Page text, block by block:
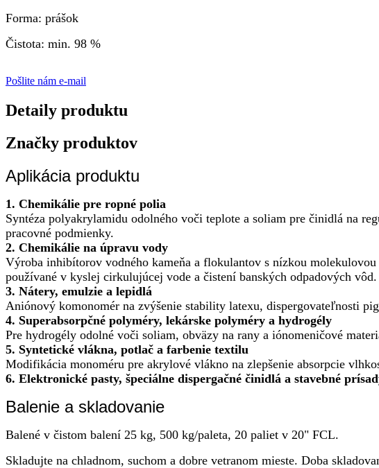
Forma: prášok
Čistota: min. 98 %
Pošlite nám e-mail
Detaily produktu
Značky produktov
Aplikácia produktu
1. Chemikálie pre ropné polia
Syntéza polyakrylamidu odolného voči teplote a soliam pre činidlá na
pracovné podmienky.
2. Chemikálie na úpravu vody
Výroba inhibítorov vodného kameňa a flokulantov s nízkou
používané v kyslej cirkulujúcej vode a čistení banských odpadových vôd.
3. Nátery, emulzie a lepidlá
Aniónový komonomér na zvýšenie stability latexu, dispergovateľnosti
4. Superabsorpčné polyméry, lekárske polyméry a hydrogély
Pre hydrogély odolné voči soliam, obväzy na rany a iónomeničové
5. Syntetické vlákna, potlač a farbenie textilu
Modifikácia monoméru pre akrylové vlákno na zlepšenie absorpcie
6. Elektronické pasty, špeciálne dispergačné činidlá a stavebné
Balenie a skladovanie
Balené v čistom balení 25 kg, 500 kg/paleta, 20 paliet v 20" FCL.
Skladujte na chladnom, suchom a dobre vetranom mieste. Doba